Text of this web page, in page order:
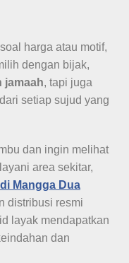
harga atau motif,
dengan bijak,
jamaah, tapi juga
setiap sujud yang
dan ingin melihat
area sekitar,
Mangga Dua
distribusi resmi
layak mendapatkan
dan